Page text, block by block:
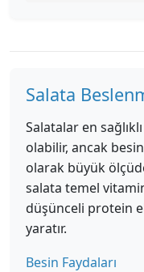
Salata
Salatalar en
olabilir, ancak
olarak büyük
salata temel
düşünceli protein
yaratır.
Besin Faydaları